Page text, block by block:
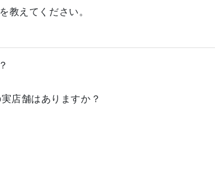
教えてください。
店舗はありますか？